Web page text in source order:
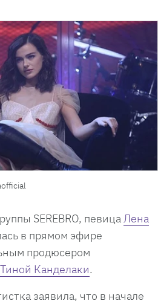
SEREBRO, певицаЛена
в прямом эфире
продюсером
Тиной Канделаки.
заявила, что в начале